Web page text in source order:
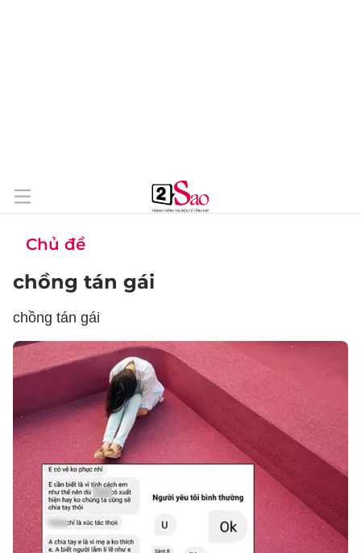
Chủ đề
chồng tán gái
chồng tán gái